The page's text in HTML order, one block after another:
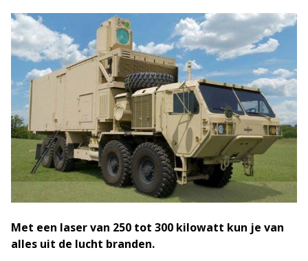
Met een laser van 250 tot 300 kilowatt kun je van
alles uit de lucht branden.